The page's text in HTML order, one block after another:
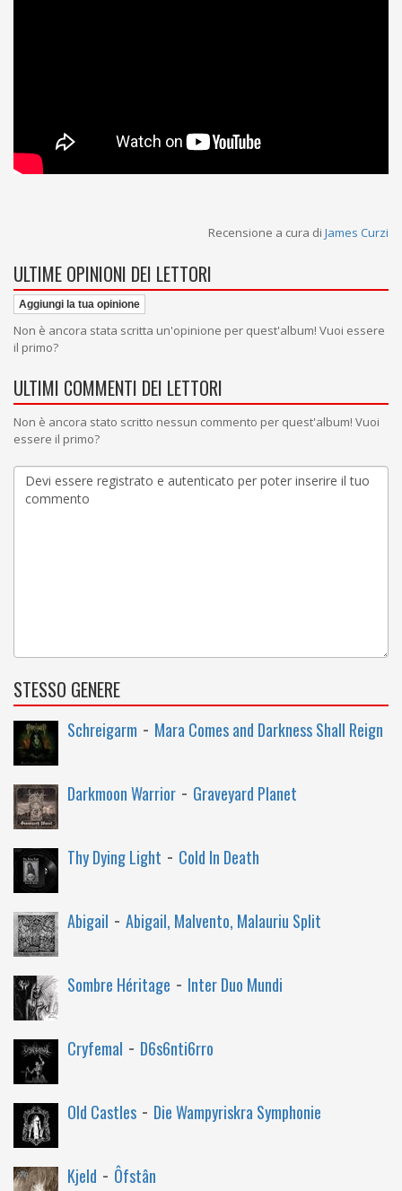
Recensione a cura di James Curzi
ULTIME OPINIONI DEI LETTORI
Aggiungi la tua opinione
Non è ancora stata scritta un'opinione per quest'album! Vuoi essere
il primo?
ULTIMI COMMENTI DEI LETTORI
Non è ancora stato scritto nessun commento per quest'album! Vuoi
essere il primo?
STESSO GENERE
Schreigarm - Mara Comes and Darkness Shall Reign
Darkmoon Warrior - Graveyard Planet
Thy Dying Light - Cold In Death
Abigail - Abigail, Malvento, Malauriu Split
Sombre Héritage - Inter Duo Mundi
Cryfemal - D6s6nti6rro
Old Castles - Die Wampyriskra Symphonie
Kjeld - Ôfstân